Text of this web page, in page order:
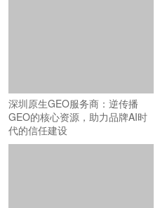
深圳原生GEO服务商：逆传播
GEO的核心资源，助力品牌AI时
代的信任建设